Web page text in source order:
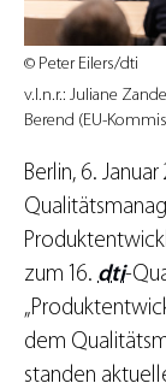
© Peter Eilers/dti
v.l.n.r.: Juliane
Berend (EU-
Berlin, 6.
zum 16. dti-
dem
standen